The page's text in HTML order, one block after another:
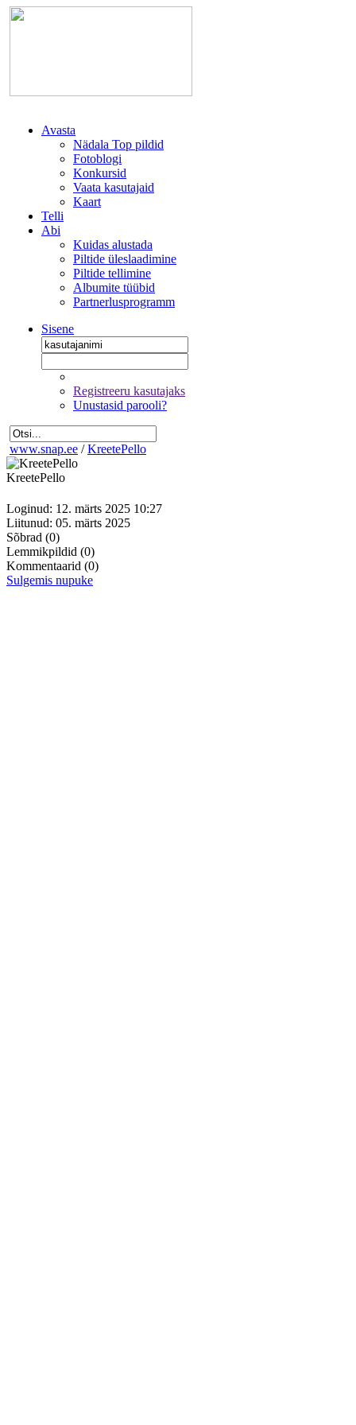
Avasta
Nädala Top pildid
Fotoblogi
Konkursid
Vaata kasutajaid
Kaart
Telli
Abi
Kuidas alustada
Piltide üleslaadimine
Piltide tellimine
Albumite tüübid
Partnerlusprogramm
Sisene
Registreeru kasutajaks
Unustasid parooli?
www.snap.ee / KreetePello
KreetePello
Loginud: 12. märts 2025 10:27
Liitunud: 05. märts 2025
Sõbrad (0)
Lemmikpildid (0)
Kommentaarid (0)
Sulgemis nupuke